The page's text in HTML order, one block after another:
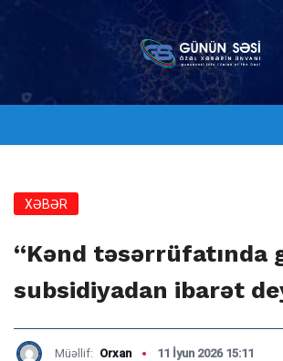
XƏBƏR
“Kənd təsərrüfatında
subsidiyadan ibarət
Müəllif: Orxan 11 İyun 2026 15:11